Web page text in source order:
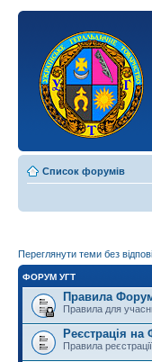
Список форумів
Переглянути теми без
ФОРУМ УГТ
Правила
Правила для
Реєстрація на
Правила